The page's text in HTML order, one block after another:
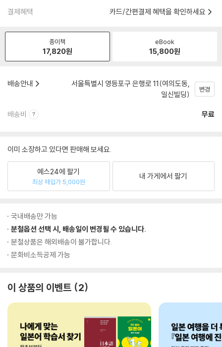
결제혜택 카드/간편결제 혜택을 확인하세요
종이책
17,820원
eBook
15,800원
배송안내
서울특별시 영등포구 은행로 11(여의도동,
일신빌딩)
변경
배송비 무료
이미 소장하고 있다면 판매해 보세요.
예스24에 팔기
최상 매입가 5,000원
내 가게에서 팔기
국내배송만 가능
분철옵션 선택 시, 배송일이 변경될 수 있습니다.
분철상품은 해외배송이 불가합니다.
문화비소득공제 가능
이 상품의 이벤트 2